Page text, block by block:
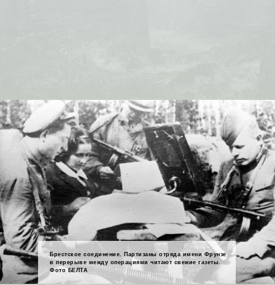
Брестское соединение. Партизаны отряда имени Фрунзе
в перерыве между операциями читают свежие газеты.
Фото БЕЛТА